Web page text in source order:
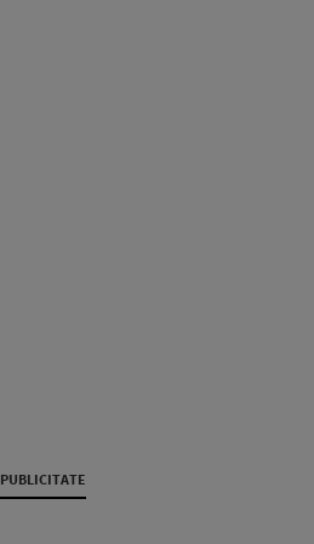
PUBLICITATE